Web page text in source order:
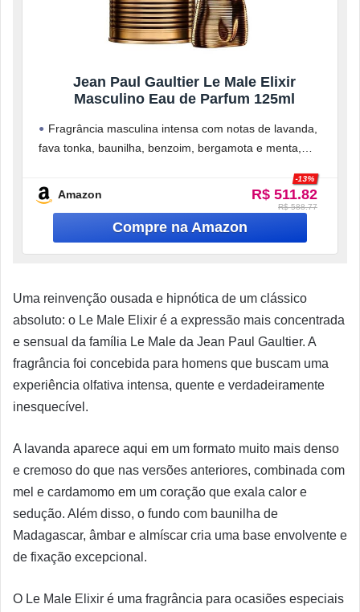
Jean Paul Gaultier Le Male Elixir
Masculino Eau de Parfum 125ml
Fragrância masculina intensa com notas de lavanda,
fava tonka, baunilha, benzoim, bergamota e menta,
Amazon R$ 511.82
-13%
R$ 588.77
Uma reinvenção ousada e hipnótica de um clássico
absoluto: o Le Male Elixir é a expressão mais concentrada
e sensual da família Le Male da Jean Paul Gaultier. A
fragrância foi concebida para homens que buscam uma
experiência olfativa intensa, quente e verdadeiramente
inesquecível.
A lavanda aparece aqui em um formato muito mais denso
e cremoso do que nas versões anteriores, combinada com
mel e cardamomo em um coração que exala calor e
sedução. Além disso, o fundo com baunilha de
Madagascar, âmbar e almíscar cria uma base envolvente e
de fixação excepcional.
O Le Male Elixir é uma fragrância para ocasiões especiais